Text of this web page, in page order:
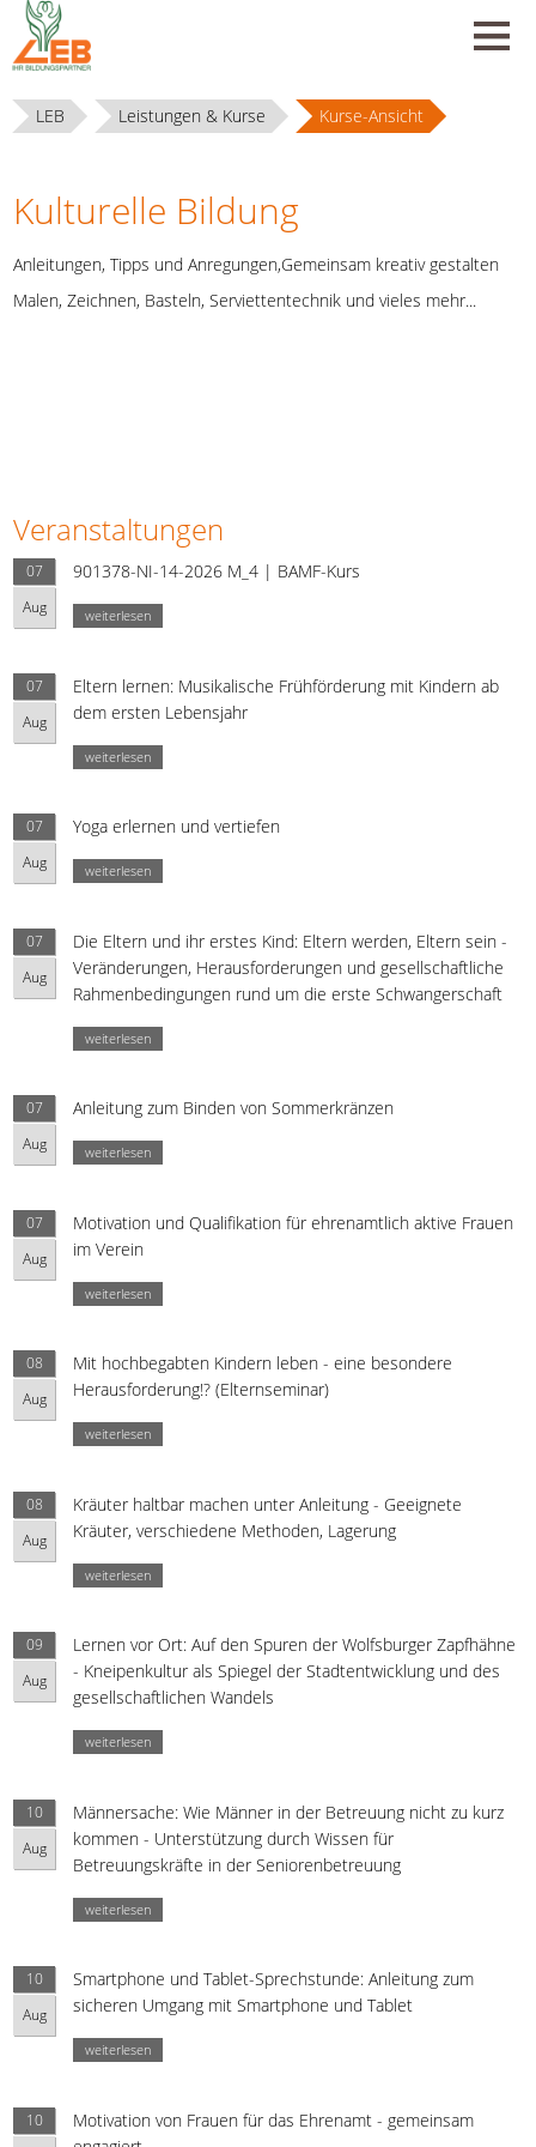
LEB Leistungen & Kurse Kurse-Ansicht
Kulturelle Bildung
Anleitungen, Tipps und Anregungen,Gemeinsam kreativ gestalten
Malen, Zeichnen, Basteln, Serviettentechnik und vieles mehr...
Veranstaltungen
07
Aug
901378-NI-14-2026 M_4 | BAMF-Kurs
weiterlesen
07
Aug
Eltern lernen: Musikalische Frühförderung mit Kindern ab
dem ersten Lebensjahr
weiterlesen
07
Aug
Yoga erlernen und vertiefen
weiterlesen
07
Aug
Die Eltern und ihr erstes Kind: Eltern werden, Eltern sein -
Veränderungen, Herausforderungen und gesellschaftliche
Rahmenbedingungen rund um die erste Schwangerschaft
weiterlesen
07
Aug
Anleitung zum Binden von Sommerkränzen
weiterlesen
07
Aug
Motivation und Qualifikation für ehrenamtlich aktive Frauen
im Verein
weiterlesen
08
Aug
Mit hochbegabten Kindern leben - eine besondere
Herausforderung!? (Elternseminar)
weiterlesen
08
Aug
Kräuter haltbar machen unter Anleitung - Geeignete
Kräuter, verschiedene Methoden, Lagerung
weiterlesen
09
Aug
Lernen vor Ort: Auf den Spuren der Wolfsburger Zapfhähne
- Kneipenkultur als Spiegel der Stadtentwicklung und des
gesellschaftlichen Wandels
weiterlesen
10
Aug
Männersache: Wie Männer in der Betreuung nicht zu kurz
kommen - Unterstützung durch Wissen für
Betreuungskräfte in der Seniorenbetreuung
weiterlesen
10
Aug
Smartphone und Tablet-Sprechstunde: Anleitung zum
sicheren Umgang mit Smartphone und Tablet
weiterlesen
10
Motivation von Frauen für das Ehrenamt - gemeinsam